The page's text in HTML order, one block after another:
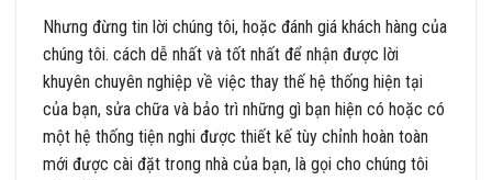
Nhưng đừng tin lời chúng tôi, hoặc đánh giá khách hàng của
chúng tôi. cách dễ nhất và tốt nhất để nhận được lời
khuyên chuyên nghiệp về việc thay thế hệ thống hiện tại
của bạn, sửa chữa và bảo trì những gì bạn hiện có hoặc có
một hệ thống tiện nghi được thiết kế tùy chỉnh hoàn toàn
mới được cài đặt trong nhà của bạn, là gọi cho chúng tôi